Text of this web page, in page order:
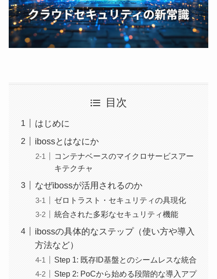
目次
はじめに
ibossとはなにか
コンテナベースのマイクロサービスアー
キテクチャ
なぜibossが活用されるのか
ゼロトラスト・セキュリティの具現化
統合された多彩なセキュリティ機能
ibossの具体的なステップ（使い方や導入
方法など）
Step 1: 既存ID基盤とのシームレスな統合
Step 2: PoCから始める段階的な導入アプ